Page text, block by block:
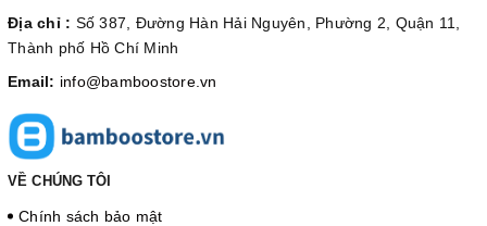
Địa chỉ : Số 387, Đường Hàn Hải Nguyên, Phường 2, Quận 11,
Thành phố Hồ Chí Minh
Email: info@bamboostore.vn
VỀ CHÚNG TÔI
Chính sách bảo mật